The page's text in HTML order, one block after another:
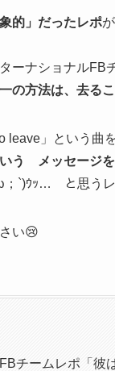
的」だったレポ
ーナショナルFB
の方法は、去る
leave」という曲
いう メッセージ
`)ｳｯ… と思うレ
い😢
チームレポ「彼